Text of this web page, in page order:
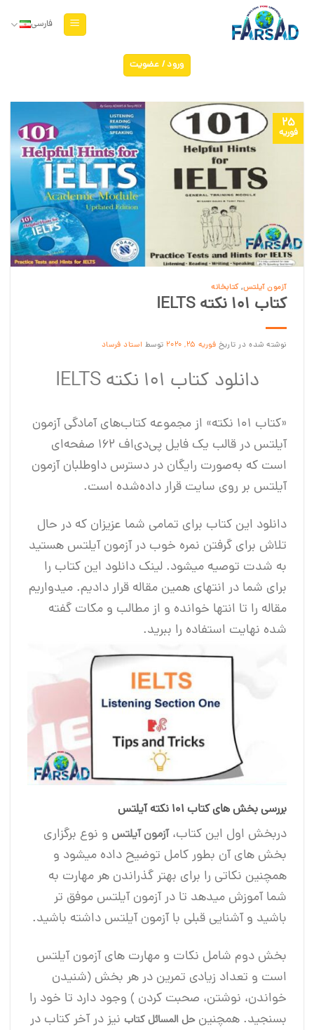
content
فارسی
ورود / عضویت
25
فوریه
آزمون آیلتس,کتابخانه
کتاب 101 نکته IELTS
نوشته شده در تاریخ فوریه 25, 2020 توسط استاد فرساد
دانلود کتاب 101 نکته IELTS
«کتاب ۱۰۱ نکته» از مجموعه کتاب‌های آمادگی آزمون
آیلتس در قالب یک فایل پی‌دی‌اف ۱۶۲ صفحه‌ای
است که به‌صورت رایگان در دسترس داوطلبان آزمون
آیلتس بر روی سایت قرار داده‌شده است.
دانلود این کتاب برای تمامی شما عزیزان که در حال
تلاش برای گرفتن نمره خوب در آزمون آیلتس هستید
به شدت توصیه میشود. لینک دانلود این کتاب را
برای شما در انتهای همین مقاله قرار دادیم. میدواریم
مقاله را تا انتها خوانده و از مطالب و مکات گفته
شده نهایت استفاده را ببرید.
بررسی بخش های کتاب 101 نکته آیلتس
دربخش اول این کتاب،آزمون آیلتس و نوع برگزاری
بخش های آن بطور کامل توضیح داده میشود و
همچنین نکاتی را برای بهتر گذراندن هر مهارت به
شما آموزش میدهد تا در آزمون آیلتس موفق تر
باشید و آشنایی قبلی با آزمون آیلتس داشته باشید.
بخش دوم شامل نکات و مهارت های آزمون آیلتس
است و تعداد زیادی تمرین در هر بخش (شنیدن
خواندن، نوشتن، صحبت کردن ) وجود دارد تا خود را
بسنجید. همچنینحل المسائل کتاب نیز در آخر کتاب در